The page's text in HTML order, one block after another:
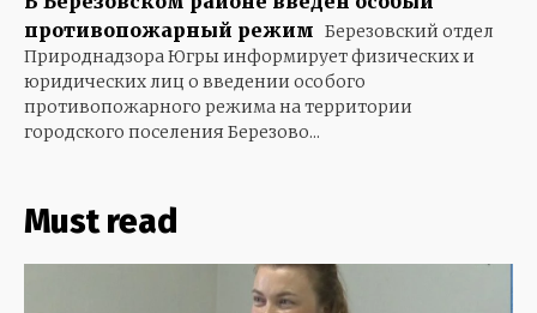
противопожарный режим Березовский отдел
Природнадзора Югры информирует физических и
юридических лиц о введении особого
противопожарного режима на территории
городского поселения Березово...
Must read